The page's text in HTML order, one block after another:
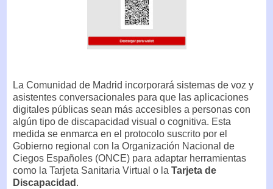
La Comunidad de Madrid incorporará sistemas de voz y
asistentes conversacionales para que las aplicaciones
digitales públicas sean más accesibles a personas con
algún tipo de discapacidad visual o cognitiva. Esta
medida se enmarca en el protocolo suscrito por el
Gobierno regional con la Organización Nacional de
Ciegos Españoles (ONCE) para adaptar herramientas
como la Tarjeta Sanitaria Virtual o la Tarjeta de
Discapacidad .